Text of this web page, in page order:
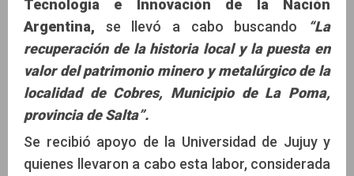
Tecnología e Innovación de la Nación
Argentina, se llevó a cabo buscando
“La
recuperación de la historia local y la puesta en
valor del patrimonio minero y metalúrgico de la
localidad de Cobres, Municipio de La Poma,
provincia de Salta”.
Se recibió apoyo de la Universidad de Jujuy y
quienes llevaron a cabo esta labor, considerada